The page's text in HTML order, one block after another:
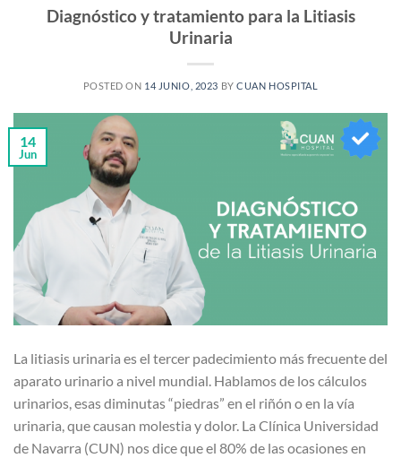
Diagnóstico y tratamiento para la Litiasis
Urinaria
POSTED ON 14 JUNIO, 2023 BYCUAN HOSPITAL
14
Jun
La litiasis urinaria es el tercer padecimiento más frecuente del
aparato urinario a nivel mundial. Hablamos de los cálculos
urinarios, esas diminutas “piedras” en el riñón o en la vía
urinaria, que causan molestia y dolor. La Clínica Universidad
de Navarra (CUN) nos dice que el 80% de las ocasiones en